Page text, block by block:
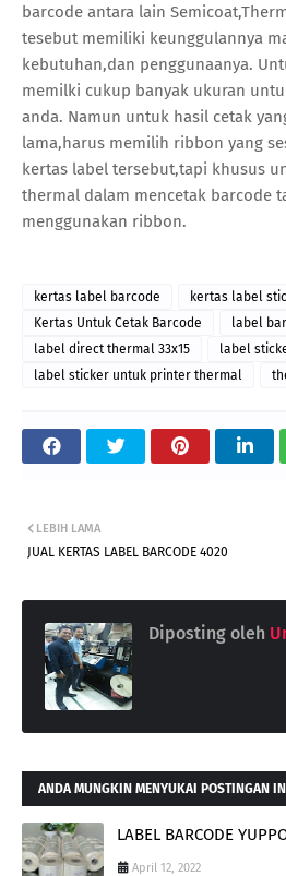
barcode antara lain
tesebut memiliki keunggulannya
kebutuhan,dan penggunaanya.
memilki cukup banyak ukuran
anda. Namun untuk hasil cetak
lama,harus memilih ribbon yang
kertas label tersebut,tapi khusus
thermal dalam mencetak barcode
menggunakan ribbon.
kertas label barcode
kertas label
Kertas Untuk Cetak Barcode
label
label direct thermal 33x15
label
label sticker untuk printer thermal
LEBIH LAMA
JUAL KERTAS LABEL BARCODE 4020
Diposting oleh
ANDA MUNGKIN MENYUKAI POSTINGAN
LABEL BARCODE
April 12, 2022